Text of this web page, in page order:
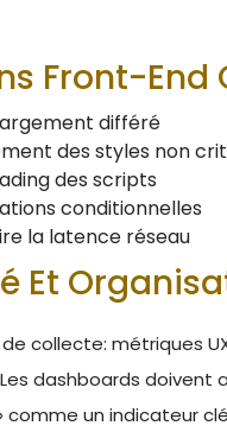
Front-End
différé
des styles non
des scripts
conditionnelles
la latence réseau
Et
collecte: métriques
dashboards
comme un indicateur